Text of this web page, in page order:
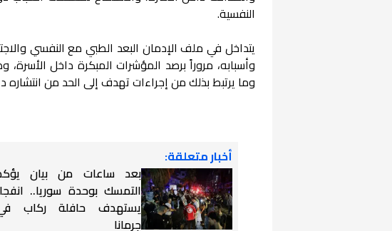
النفسية.
يتداخل في ملف الإدمان البعد الطبي مع النفسي
وأسبابه، مروراً برصد المؤشرات المبكرة داخل
وما يرتبط بذلك من إجراءات تهدف إلى الحد من انتشاره
أخبار متعلقة:
بعد ساعات من بيان
التمسك بوحدة سوريا..
يستهدف حافلة ركاب
جرمانا